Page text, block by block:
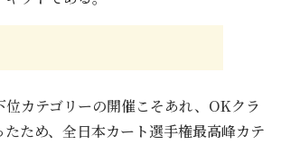
位カテゴリーの開催こそあれ、OKクラ
ため、全日本カート選手権最高峰カテ